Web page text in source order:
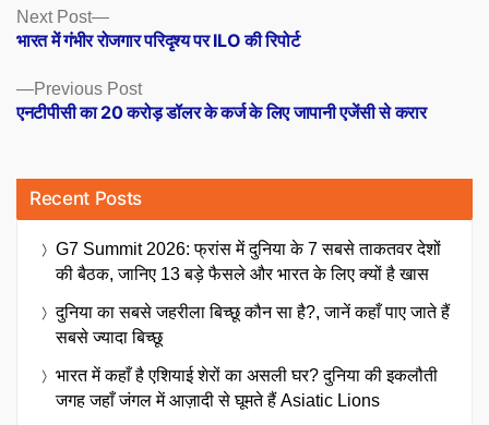
Posts
navigation
Previous PostPrevious
post:
एनटीपीसी का 20 करोड़ डॉलर के कर्ज के लिए जापानी एजेंसी से करार
Next Post
Next
post:
भारत में गंभीर रोजगार परिदृश्य पर ILO की रिपोर्ट
Recent Posts
G7 Summit 2026: फ्रांस में दुनिया के 7 सबसे ताकतवर देशों
की बैठक, जानिए 13 बड़े फैसले और भारत के लिए क्यों है खास
दुनिया का सबसे जहरीला बिच्छू कौन सा है?, जानें कहाँ पाए जाते हैं
सबसे ज्यादा बिच्छू
भारत में कहाँ है एशियाई शेरों का असली घर? दुनिया की इकलौती
जगह जहाँ जंगल में आज़ादी से घूमते हैं Asiatic Lions